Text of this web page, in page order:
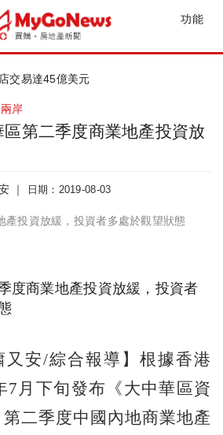
功能
，東南亞成為投...
兩岸
第二季度商業地產投資放
｜ 日期：2019-08-03
產投資放緩，投資者多處於觀望狀態
度商業地產投資放緩，投資者
又安/綜合報導】根據香港
7月下旬發布《大中華區資
二季度中國內地商業地產